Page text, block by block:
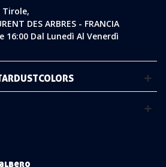
Tirole,
DES ARBRES - FRANCIA
16:00 Dal Lunedì Al Venerdì